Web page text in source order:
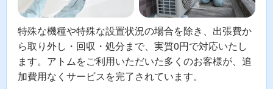
特殊な機種や特殊な設置状況の場合を除き、出張費か
ら取り外し・回収・処分まで、実質0円で対応いたし
ます。アトムをご利用いただいた多くのお客様が、追
加費用なくサービスを完了されています。